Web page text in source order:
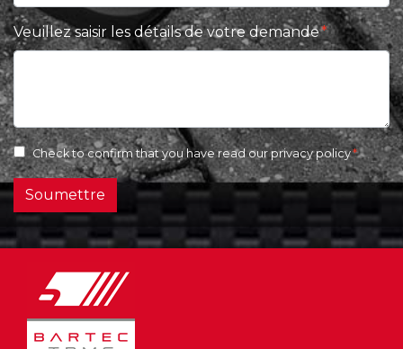
Veuillez saisir les détails de votre demande
Check to confirm that you have read our privacy policy
Soumettre